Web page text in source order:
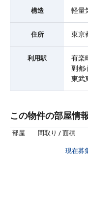
構造 軽量
住所 東京
利用駅
有楽
副都
東武
この物件の部屋情
部屋 間取り / 面積
現在募